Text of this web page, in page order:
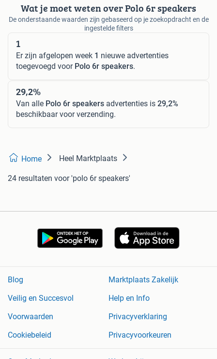
Wat je moet weten over Polo 6r speakers
De onderstaande waarden zijn gebaseerd op je zoekopdracht en de
ingestelde filters
1
Er zijn afgelopen week 1 nieuwe advertenties
toegevoegd voor Polo 6r speakers.
29,2%
Van alle Polo 6r speakers advertenties is 29,2%
beschikbaar voor verzending.
Home Heel Marktplaats
24 resultaten voor 'polo 6r speakers'
Blog
Marktplaats Zakelijk
Veilig en Succesvol
Help en Info
Voorwaarden
Privacyverklaring
Cookiebeleid
Privacyvoorkeuren